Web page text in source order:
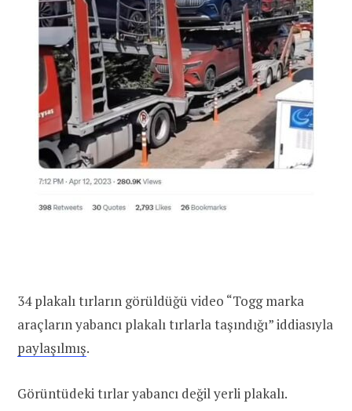
34 plakalı tırların görüldüğü video “Togg marka
araçların yabancı plakalı tırlarla taşındığı” iddiasıyla
paylaşılmış.
Görüntüdeki tırlar yabancı değil yerli plakalı.